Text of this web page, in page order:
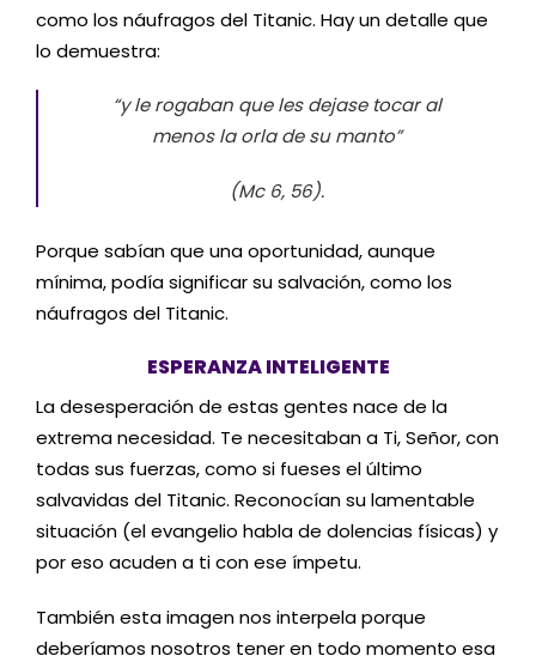
como los náufragos del Titanic. Hay un detalle que
lo demuestra:
“y le rogaban que les dejase tocar al
menos la orla de su manto”
(Mc 6, 56).
Porque sabían que una oportunidad, aunque
mínima, podía significar su salvación, como los
náufragos del Titanic.
ESPERANZA INTELIGENTE
La desesperación de estas gentes nace de la
extrema necesidad. Te necesitaban a Ti, Señor, con
todas sus fuerzas, como si fueses el último
salvavidas del Titanic. Reconocían su lamentable
situación (el evangelio habla de dolencias físicas) y
por eso acuden a ti con ese ímpetu.
También esta imagen nos interpela porque
deberíamos nosotros tener en todo momento esa